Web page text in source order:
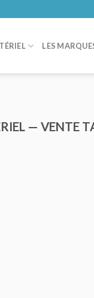
LES
— VENTE